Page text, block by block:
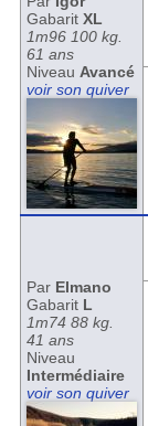
Gabarit XL
1m96 100 kg.
61 ans
Niveau Avancé
voir son quiver
Par Elmano
Gabarit L
1m74 88 kg.
41 ans
Niveau
Intermédiaire
voir son quiver